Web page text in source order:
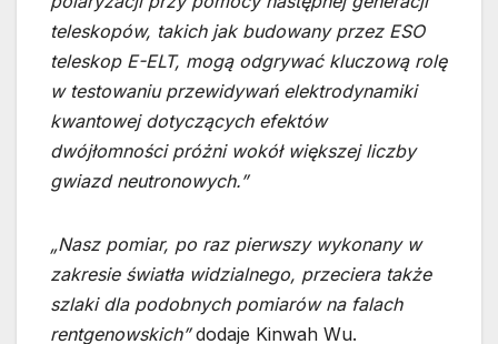
teleskopów, takich jak budowany przez ESO
teleskop E-ELT, mogą odgrywać kluczową rolę
w testowaniu przewidywań elektrodynamiki
kwantowej dotyczących efektów
dwójłomności próżni wokół większej liczby
gwiazd neutronowych.”
„Nasz pomiar, po raz pierwszy wykonany w
zakresie światła widzialnego, przeciera także
szlaki dla podobnych pomiarów na falach
rentgenowskich”dodaje Kinwah Wu.